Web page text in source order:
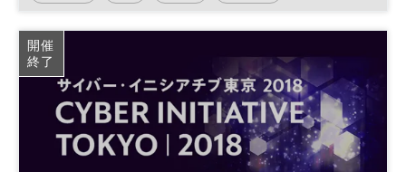
日経産業新聞フォーラム
開催
終了